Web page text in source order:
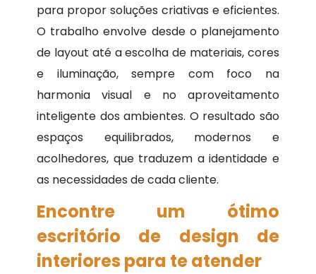
para propor soluções criativas e eficientes.
O trabalho envolve desde o planejamento
de layout até a escolha de materiais, cores
e iluminação, sempre com foco na
harmonia visual e no aproveitamento
inteligente dos ambientes. O resultado são
espaços equilibrados, modernos e
acolhedores, que traduzem a identidade e
as necessidades de cada cliente.
Encontre um ótimo
escritório de design de
interiores para te atender